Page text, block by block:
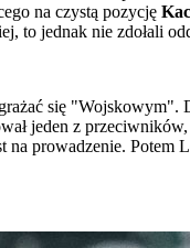
na czystą pozycję
to jednak nie zdołali
się
jeden z
na prowadzenie.